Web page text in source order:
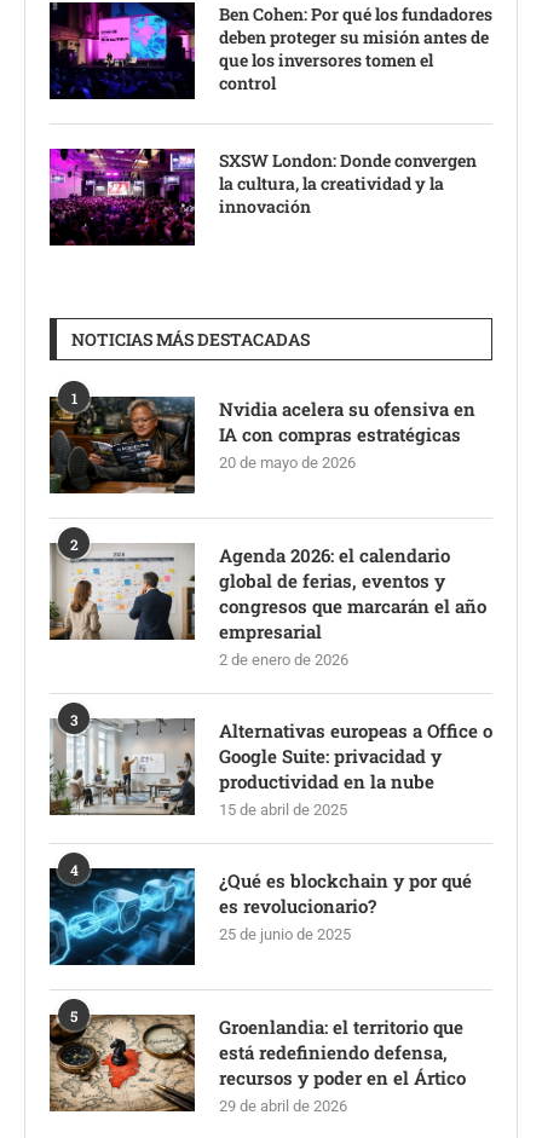
Ben Cohen: Por qué los fundadores
deben proteger su misión antes de
que los inversores tomen el
control
SXSW London: Donde convergen
la cultura, la creatividad y la
innovación
NOTICIAS MÁS DESTACADAS
1
Nvidia acelera su ofensiva en
IA con compras estratégicas
20 de mayo de 2026
2
Agenda 2026: el calendario
global de ferias, eventos y
congresos que marcarán el año
empresarial
2 de enero de 2026
3
Alternativas europeas a Office o
Google Suite: privacidad y
productividad en la nube
15 de abril de 2025
4
¿Qué es blockchain y por qué
es revolucionario?
25 de junio de 2025
5
Groenlandia: el territorio que
está redefiniendo defensa,
recursos y poder en el Ártico
29 de abril de 2026